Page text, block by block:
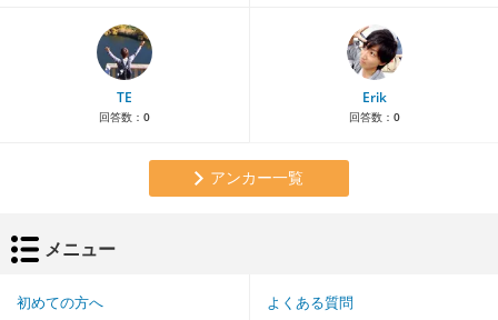
TE
回答数： 0
Erik
回答数： 0
アンカー一覧
メニュー
初めての方へ よくある質問